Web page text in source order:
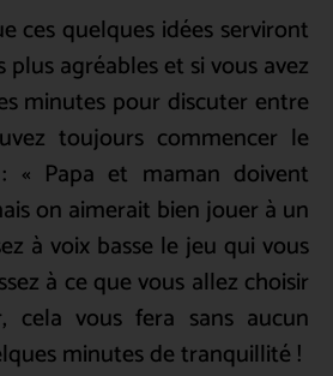
ces quelques idées serviront
plus agréables et si vous avez
minutes pour discuter entre
toujours commencer le
« Papa et maman doivent
on aimerait bien jouer à un
à voix basse le jeu qui vous
à ce que vous allez choisir
cela vous fera sans aucun
minutes de tranquillité !